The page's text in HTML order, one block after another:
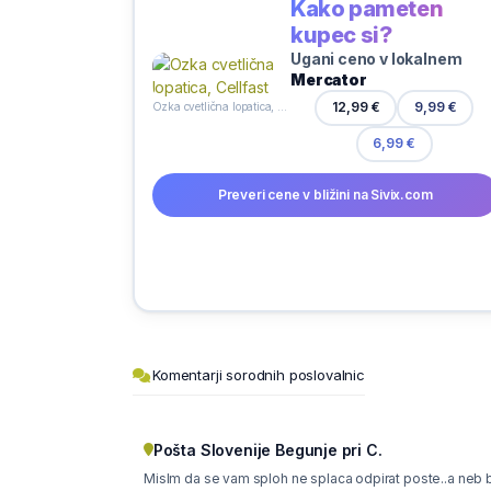
Kako pameten
kupec si?
Ugani ceno v lokalnem
Mercator
12,99 € 9,99 €
6,99 €
Preveri cene v bližini na Sivix.com
Komentarji sorodnih poslovalnic
Pošta Slovenije Begunje pri C.
Mislm da se vam sploh ne splaca odpirat poste..a neb